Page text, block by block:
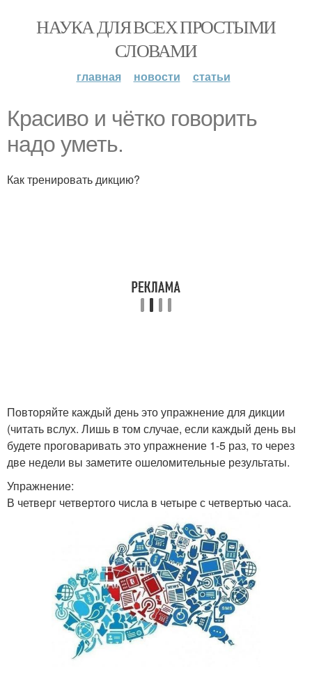
НАУКА ДЛЯ ВСЕХ ПРОСТЫМИ
СЛОВАМИ
главная новости статьи
Красиво и чётко говорить
надо уметь.
Как тренировать дикцию?
Повторяйте каждый день это упражнение для дикции
(читать вслух. Лишь в том случае, если каждый день вы
будете проговаривать это упражнение 1-5 раз, то через
две недели вы заметите ошеломительные результаты.
Упражнение:
В четверг четвертого числа в четыре с четвертью часа.